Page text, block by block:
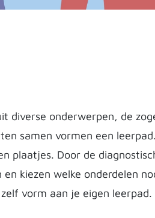
diverse onderwerpen, de
samen vormen een
plaatjes. Door de
kiezen welke onderdelen
vorm aan je eigen leerpad.